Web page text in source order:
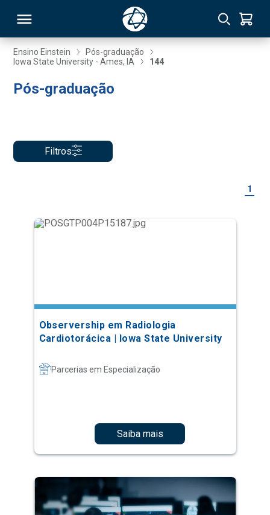
Ensino Einstein
Pós-graduação
Iowa State University - Ames, IA
144
Pós-graduação
Filtros
1
Observership em Radiologia
Cardiotorácica | Iowa State University
Parcerias em Especialização
Saiba mais